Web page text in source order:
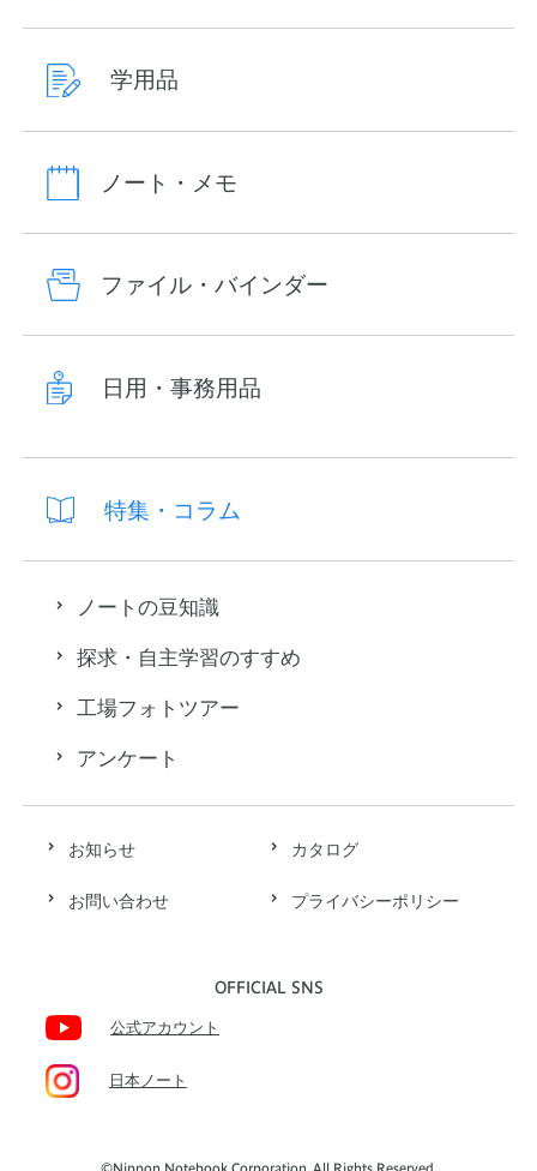
お知らせ カタログ
お問い合わせ プライバシーポリシー
OFFICIAL SNS
公式アカウント
日本ノート
学用品
ノート・メモ
ファイル・バインダー
日用・事務用品
特集・コラム
ノートの豆知識
探求・自主学習のすすめ
工場フォトツアー
アンケート